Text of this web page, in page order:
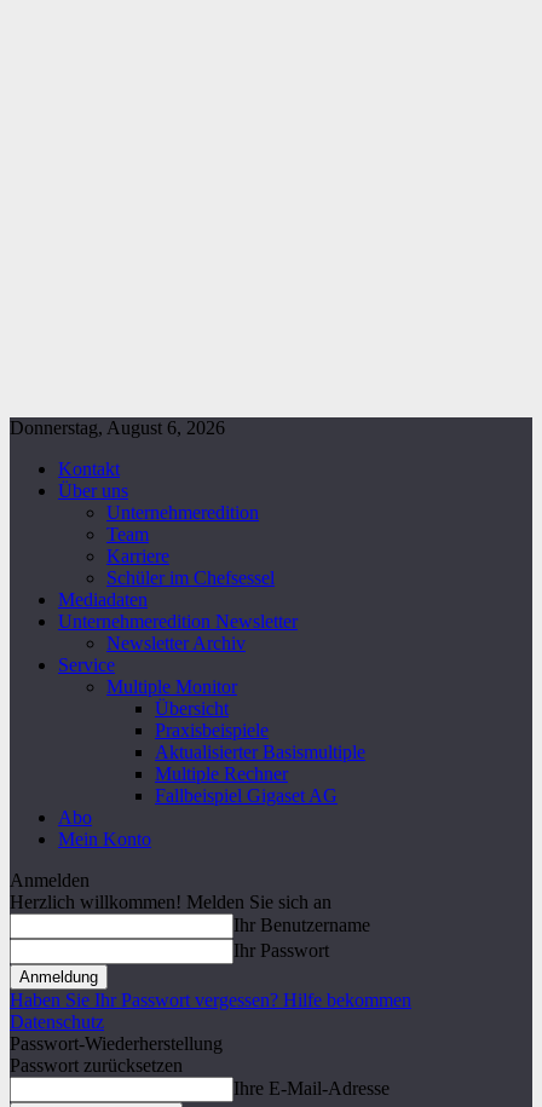
Donnerstag, August 6, 2026
Kontakt
Über uns
Unternehmeredition
Team
Karriere
Schüler im Chefsessel
Mediadaten
Unternehmeredition Newsletter
Newsletter Archiv
Service
Multiple Monitor
Übersicht
Praxisbeispiele
Aktualisierter Basismultiple
Multiple Rechner
Fallbeispiel Gigaset AG
Abo
Mein Konto
Anmelden
Herzlich willkommen! Melden Sie sich an
Ihr Benutzername
Ihr Passwort
Haben Sie Ihr Passwort vergessen? Hilfe bekommen
Datenschutz
Passwort-Wiederherstellung
Passwort zurücksetzen
Ihre E-Mail-Adresse